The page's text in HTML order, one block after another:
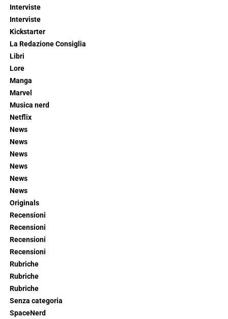
Interviste
Interviste
Kickstarter
La Redazione Consiglia
Libri
Lore
Manga
Marvel
Musica nerd
Netflix
News
News
News
News
News
News
Originals
Recensioni
Recensioni
Recensioni
Recensioni
Rubriche
Rubriche
Rubriche
Senza categoria
SpaceNerd